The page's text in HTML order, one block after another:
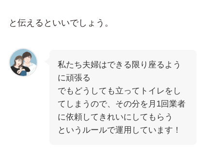
と伝えるといいでしょう。
私たち夫婦はできる限り座るよう
に頑張る
でもどうしても立ってトイレをし
てしまうので、その分を月1回業者
に依頼してきれいにしてもらう
というルールで運用しています！